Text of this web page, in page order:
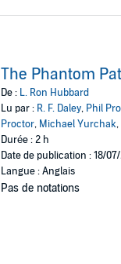
The Phantom
De : L. Ron Hubbard
Lu par : R. F. Daley, Phil
Proctor, Michael Yurchak,
Durée : 2 h
Date de publication : 18/
Langue : Anglais
Pas de notations